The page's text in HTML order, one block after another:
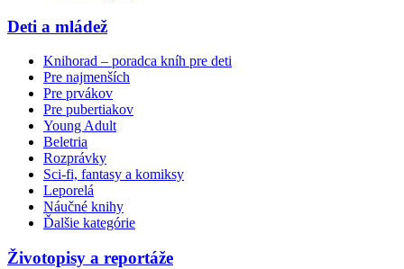
Deti a mládež
Knihorad – poradca kníh pre deti
Pre najmenších
Pre prvákov
Pre pubertiakov
Young Adult
Beletria
Rozprávky
Sci-fi, fantasy a komiksy
Leporelá
Náučné knihy
Ďalšie kategórie
Životopisy a reportáže